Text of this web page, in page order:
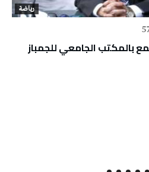
رياضة
بالمكتب الجامعي للجمباز